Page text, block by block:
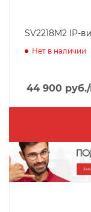
SV2218M2 IP-
Нет в наличии
44 900 руб.